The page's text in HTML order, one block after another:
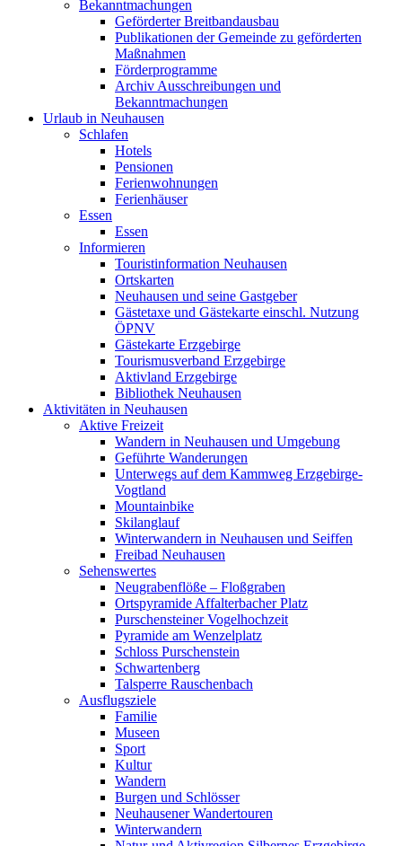
Bekanntmachungen
Geförderter Breitbandausbau
Publikationen der Gemeinde zu geförderten
Maßnahmen
Förderprogramme
Archiv Ausschreibungen und
Bekanntmachungen
Urlaub in Neuhausen
Schlafen
Hotels
Pensionen
Ferienwohnungen
Ferienhäuser
Essen
Essen
Informieren
Touristinformation Neuhausen
Ortskarten
Neuhausen und seine Gastgeber
Gästetaxe und Gästekarte einschl. Nutzung
ÖPNV
Gästekarte Erzgebirge
Tourismusverband Erzgebirge
Aktivland Erzgebirge
Bibliothek Neuhausen
Aktivitäten in Neuhausen
Aktive Freizeit
Wandern in Neuhausen und Umgebung
Geführte Wanderungen
Unterwegs auf dem Kammweg Erzgebirge-
Vogtland
Mountainbike
Skilanglauf
Winterwandern in Neuhausen und Seiffen
Freibad Neuhausen
Sehenswertes
Neugrabenflöße – Floßgraben
Ortspyramide Affalterbacher Platz
Purschensteiner Vogelhochzeit
Pyramide am Wenzelplatz
Schloss Purschenstein
Schwartenberg
Talsperre Rauschenbach
Ausflugsziele
Familie
Museen
Sport
Kultur
Wandern
Burgen und Schlösser
Neuhausener Wandertouren
Winterwandern